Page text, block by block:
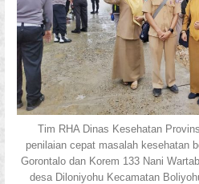
Tim RHA Dinas Kesehatan
penilaian cepat masalah kesehatan
Gorontalo dan Korem 133 Nani
desa Diloniyohu Kecamatan